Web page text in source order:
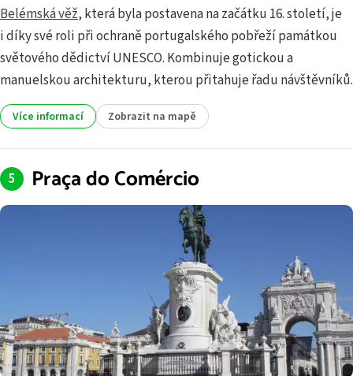
Belémská věž, která byla postavena na začátku 16. století, je
i díky své roli při ochraně portugalského pobřeží památkou
světového dědictví UNESCO. Kombinuje gotickou a
manuelskou architekturu, kterou přitahuje řadu návštěvníků.
Více informací Zobrazit na mapě
Praça do Comércio